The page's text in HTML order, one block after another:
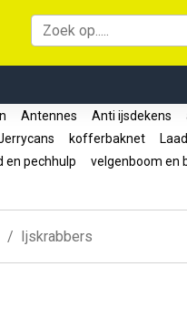
Antennes Anti ijsdekens
kofferbaknet
en pechhulp velgenboom en
Ijskrabbers